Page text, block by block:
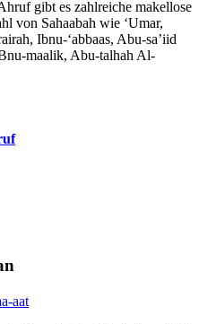
gibt es zahlreiche makellose
von Sahaabah wie ‘Umar,
Ibnu-‘abbaas, Abu-sa’iid
maalik, Abu-talhah Al-
aat